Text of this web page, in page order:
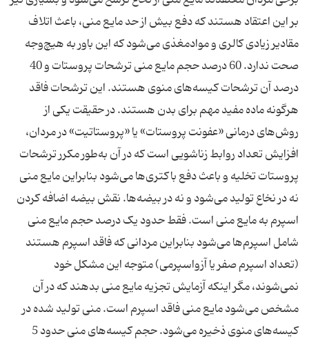
بر این اعتقاد هستند که دفع بیش از حد مایع منی، باعث اتلاف
مقادیر زیادی کالری و موادمغذی می‌شود که این باور به هیچ‌وجه
صحت ندارد. 60 درصد حجم مایع منی ترشحات پروستات و 40
درصد آن ترشحات کیسه‌های منوی هستند. این ترشحات فاقد
هرگونه ماده مفید مهم برای بدن هستند. در حقیقت یکی از
روش‌های درمانی «عفونت پروستات» یا «پروستاتیت» در مردان،
افزایش تعداد روابط زناشویی است که در آن به‌طور مکرر ترشحات
پروستات تخلیه و باعث دفع باکتری‌ها می‌شود بنابراین مایع منی
نه در نخاع تولید می‌شود و نه در بیضه‌ها. نقش بیضه اضافه کردن
اسپرم به مایع منی است. فقط حدود یک درصد حجم مایع منی
شامل اسپرم‌ها می‌شود بنابراین مردانی که فاقد اسپرم هستند
(تعداد اسپرم صفر یا آزواسپرمی) متوجه این مشکل خود
نمی‌شوند، مگر اینکه آزمایش تجزیه مایع منی بدهند که در آن
مشخص می‌شود مایع منی فاقد اسپرم است. منی تولید شده در
کیسه‌های منوی ذخیره می‌شود. حجم کیسه‌های منی حدود 5